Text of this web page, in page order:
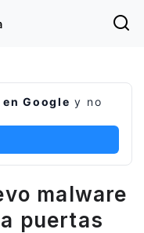
Google y no
malware
puertas